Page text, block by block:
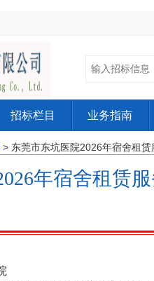
招标栏目 业务指南
> 东莞市东坑医院2026年宿舍租
年宿舍租赁